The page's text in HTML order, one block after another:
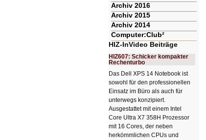
Archiv 2016
Archiv 2015
Archiv 2014
Computer:Club²
HIZ-InVideo Beiträge
HIZ607: Schicker kompakter
Rechenturbo
Das Dell XPS 14 Notebook ist
sowohl für den professionellen
Einsatz im Büro als auch für
unterwegs konzipiert.
Ausgestattet mit einem Intel
Core Ultra X7 358H Prozessor
mit 16 Cores, der neben
herkömmlichen CPUs und